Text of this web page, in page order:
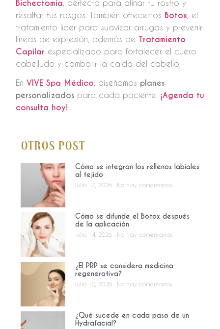
Otros Post
Cómo se integran los rellenos labiales
al tejido
julio 17, 2026 No hay comentarios
Cómo se difunde el Botox después
de la aplicación
julio 14, 2026 No hay comentarios
¿El PRP se considera medicina
regenerativa?
julio 10, 2026 No hay comentarios
¿Qué sucede en cada paso de un
Hydrafacial?
Bichectomía , perfecta para afinar tu rostro y
resaltar tus rasgos. También ofrecemos Botox , el
tratamiento líder para suavizar arrugas y prevenir
líneas de expresión, además de Tratamiento
Capilar especializado para fortalecer el cuero
cabelludo y combatir la caída del cabello.
En VIVE Spa Médico , diseñamos planes
personalizados para cada paciente. ¡Agenda tu
consulta hoy!